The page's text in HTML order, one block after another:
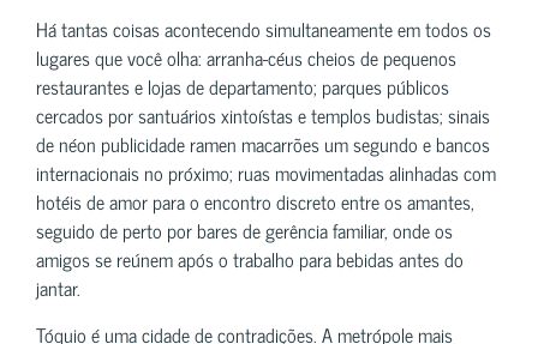
Há tantas coisas acontecendo simultaneamente em todos os
lugares que você olha: arranha-céus cheios de pequenos
restaurantes e lojas de departamento; parques públicos
cercados por santuários xintoístas e templos budistas; sinais
de néon publicidade ramen macarrões um segundo e bancos
internacionais no próximo; ruas movimentadas alinhadas com
hotéis de amor para o encontro discreto entre os amantes,
seguido de perto por bares de gerência familiar, onde os
amigos se reúnem após o trabalho para bebidas antes do
jantar.
Tóquio é uma cidade de contradições. A metrópole mais